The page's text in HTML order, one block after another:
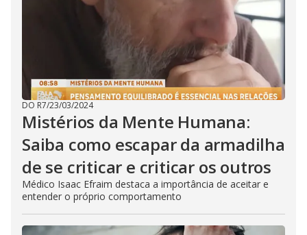
DO R7/23/03/2024
Mistérios da Mente Humana:
Saiba como escapar da armadilha
de se criticar e criticar os outros
Médico Isaac Efraim destaca a importância de aceitar e
entender o próprio comportamento